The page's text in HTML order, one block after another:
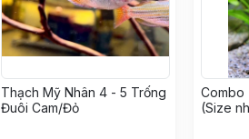
Thạch Mỹ Nhân 4 - 5 Trống
Đuôi Cam/Đỏ
Combo
(Size